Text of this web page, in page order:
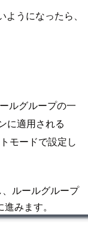
うになったら、
ルグループの一
に適用される
モードで設定し
ルールグループ
みます。